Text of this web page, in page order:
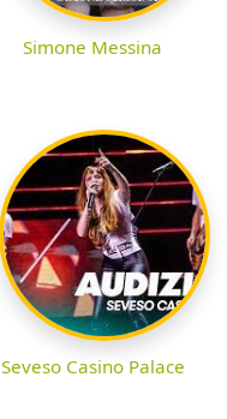
Simone Messina
Seveso Casino Palace